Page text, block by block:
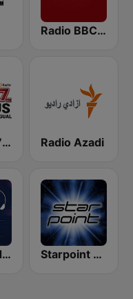
Radio BBC News Haiti
CJKS 92.7 FM Radio Azadi
Shamshad FM Starpoint Radio